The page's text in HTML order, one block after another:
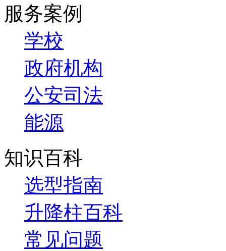
服务案例
学校
政府机构
公安司法
能源
知识百科
选型指南
升降柱百科
常见问题